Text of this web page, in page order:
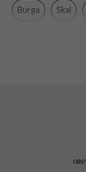
Material
Burga Skal
OBS!